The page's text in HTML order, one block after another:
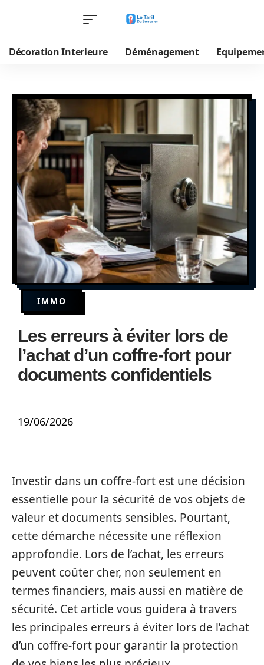
Décoration Interieure Déménagement
IMMO
Les erreurs à éviter lors de
l’achat d’un coffre-fort pour
documents confidentiels
19/06/2026
Investir dans un coffre-fort est une décision
essentielle pour la sécurité de vos objets de
valeur et documents sensibles. Pourtant,
cette démarche nécessite une réflexion
approfondie. Lors de l’achat, les erreurs
peuvent coûter cher, non seulement en
termes financiers, mais aussi en matière de
sécurité. Cet article vous guidera à travers
les principales erreurs à éviter lors de l’achat
d’un coffre-fort pour garantir la protection